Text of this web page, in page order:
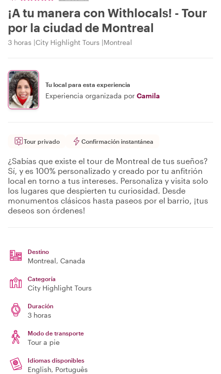
¡A tu manera con Withlocals! - Tour
por la ciudad de Montreal
3 horas City Highlight Tours Montreal
Tu local para esta experiencia
Experiencia organizada por Camila
Tour privado Confirmación instantánea
¿Sabías que existe el tour de Montreal de tus sueños?
Sí, y es 100% personalizado y creado por tu anfitrión
local en torno a tus intereses. Personaliza y visita solo
los lugares que despierten tu curiosidad. Desde
monumentos clásicos hasta paseos por el barrio, ¡tus
deseos son órdenes!
Destino
Montreal, Canada
Categoría
City Highlight Tours
Duración
3 horas
Modo de transporte
Tour a pie
Idiomas disponibles
English, Português